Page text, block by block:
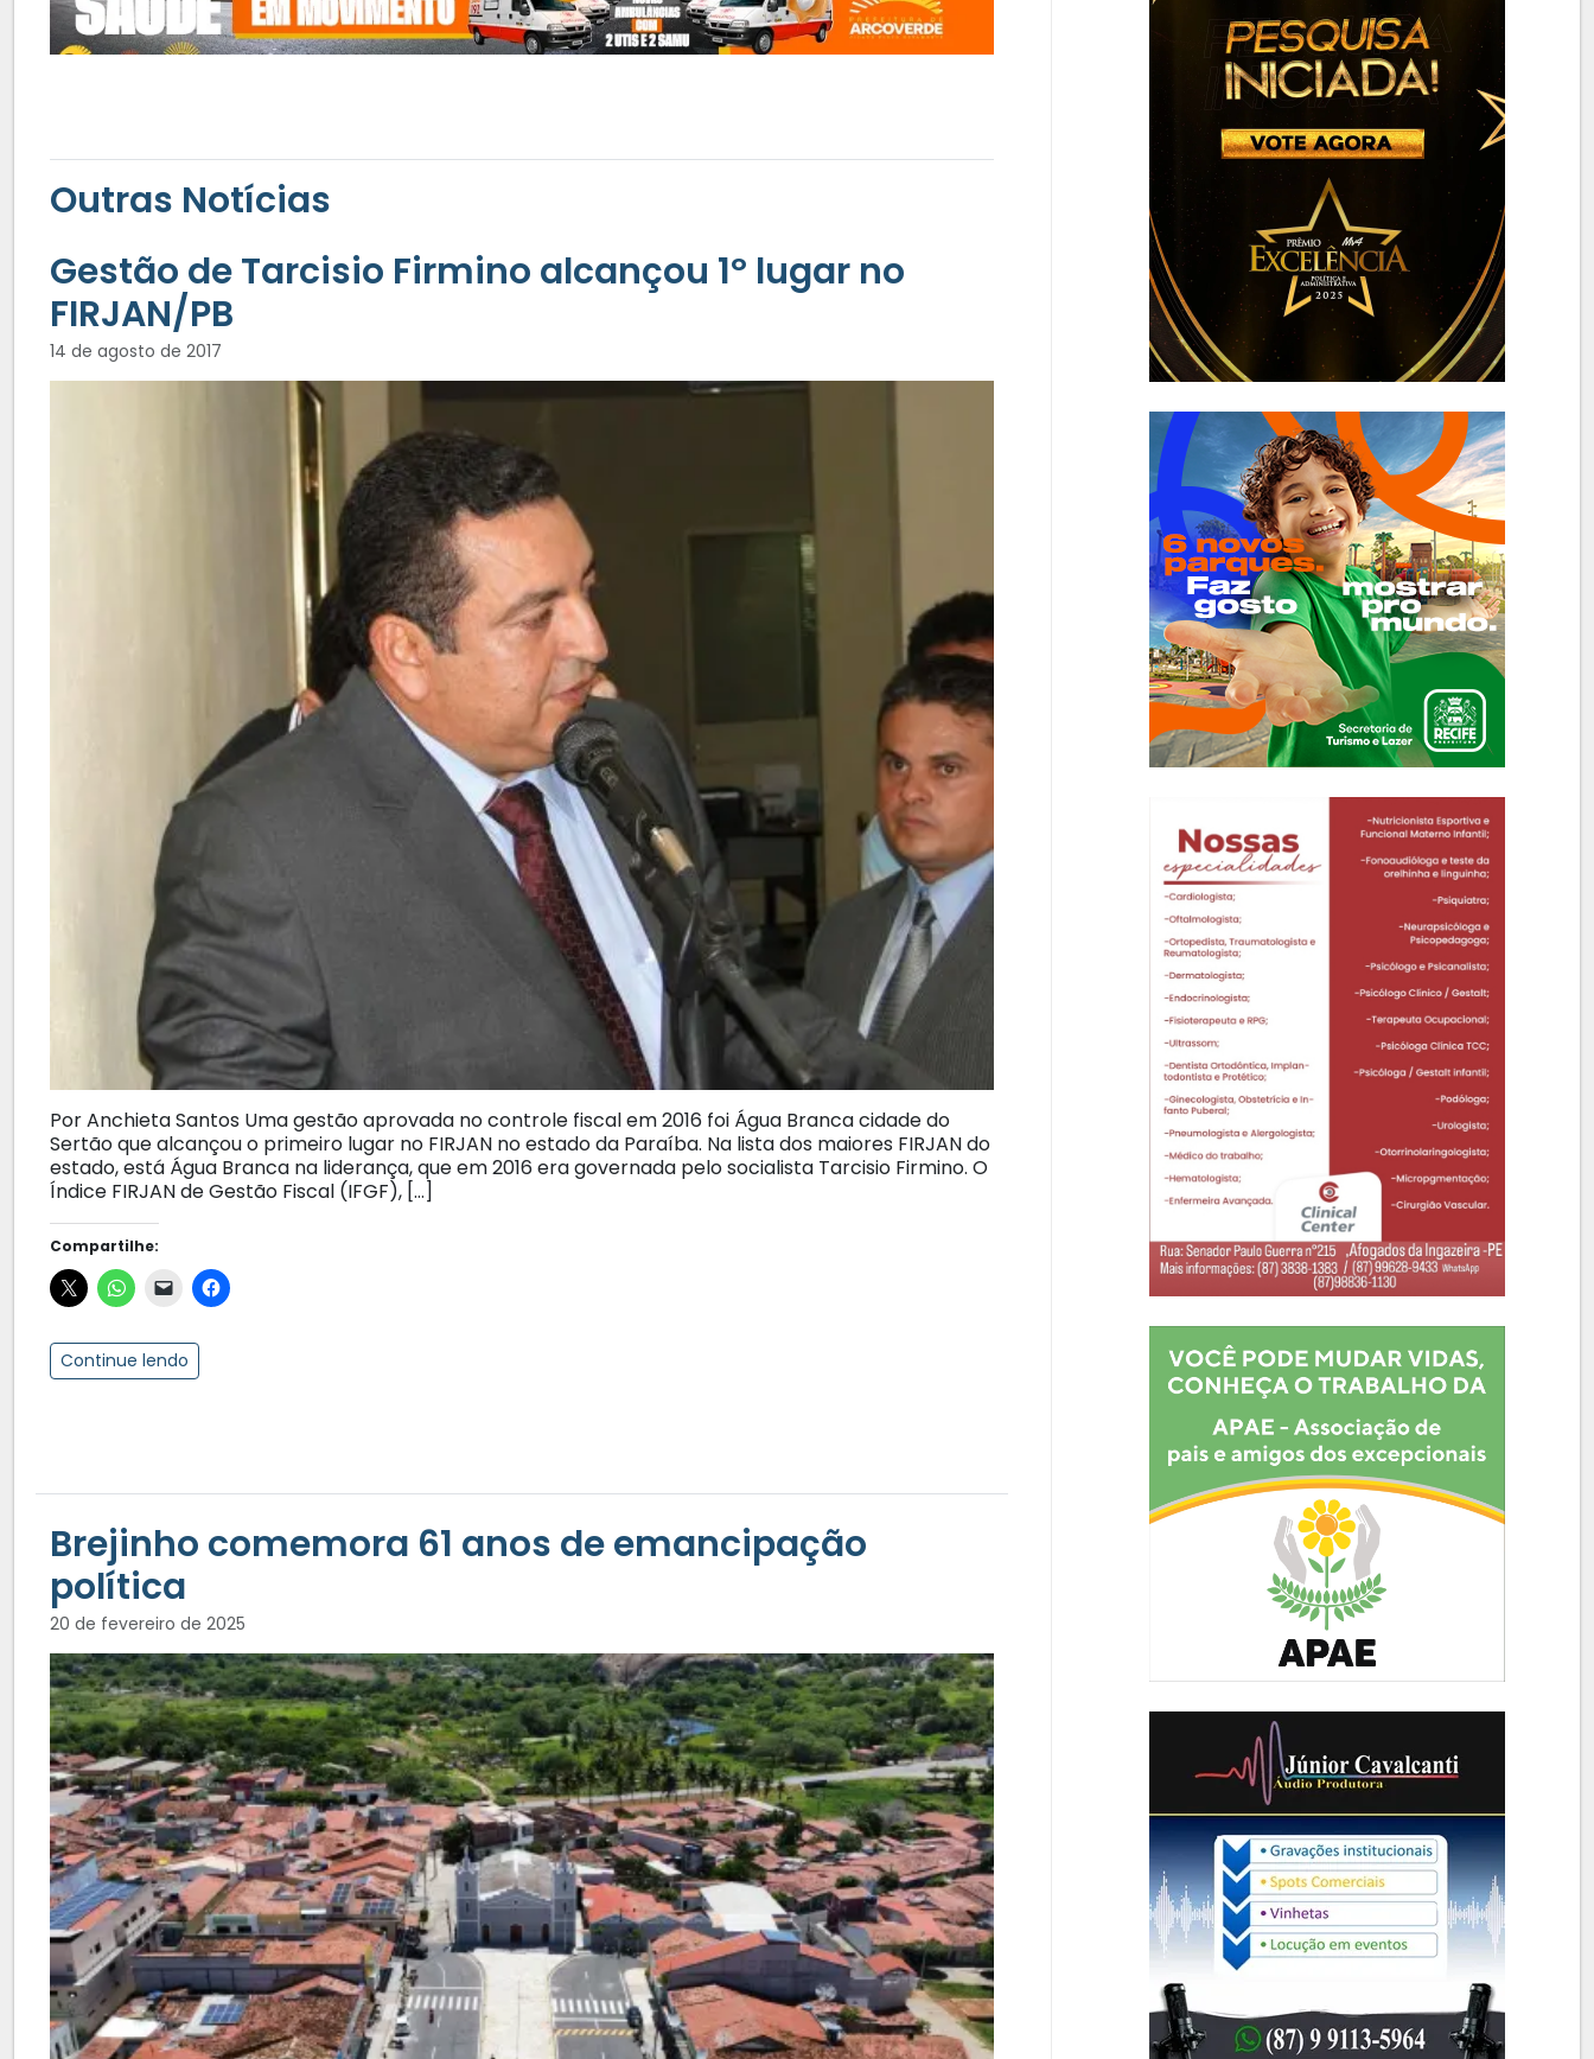
Outras Notícias
Gestão de Tarcisio Firmino alcançou 1º lugar no
FIRJAN/PB
14 de agosto de 2017
Por Anchieta Santos Uma gestão aprovada no controle fiscal em 2016 foi Água Branca cidade do
Sertão que alcançou o primeiro lugar no FIRJAN no estado da Paraíba. Na lista dos maiores FIRJAN do
estado, está Água Branca na liderança, que em 2016 era governada pelo socialista Tarcisio Firmino. O
Índice FIRJAN de Gestão Fiscal (IFGF), […]
Compartilhe:
Continue lendo
Brejinho comemora 61 anos de emancipação
política
20 de fevereiro de 2025